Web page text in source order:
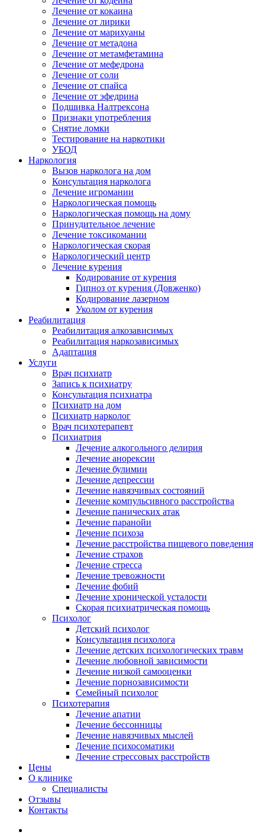
Лечение от кокаина
Лечение от лирики
Лечение от марихуаны
Лечение от метадона
Лечение от метамфетамина
Лечение от мефедрона
Лечение от соли
Лечение от спайса
Лечение от эфедрина
Подшивка Налтрексона
Признаки употребления
Снятие ломки
Тестирование на наркотики
УБОД
Наркология
Вызов нарколога на дом
Консультация нарколога
Лечение игромании
Наркологическая помощь
Наркологическая помощь на дому
Принудительное лечение
Лечение токсикомании
Наркологическая скорая
Наркологический центр
Лечение курения
Кодирование от курения
Гипноз от курения (Довженко)
Кодирование лазерном
Уколом от курения
Реабилитация
Реабилитация алкозависимых
Реабилитация наркозависимых
Адаптация
Услуги
Врач психиатр
Запись к психиатру
Консультация психиатра
Психиатр на дом
Психиатр нарколог
Врач психотерапевт
Психиатрия
Лечение алкогольного делирия
Лечение анорексии
Лечение булимии
Лечение депрессии
Лечение навязчивых состояний
Лечение компульсивного расстройства
Лечение панических атак
Лечение паранойи
Лечение психоза
Лечение расстройства пищевого поведения
Лечение страхов
Лечение стресса
Лечение тревожности
Лечение фобий
Лечение хронической усталости
Скорая психиатрическая помощь
Психолог
Детский психолог
Консультация психолога
Лечение детских психологических травм
Лечение любовной зависимости
Лечение низкой самооценки
Лечение порнозависимости
Семейный психолог
Психотерапия
Лечение апатии
Лечение бессонницы
Лечение навязчивых мыслей
Лечение психосоматики
Лечение стрессовых расстройств
Цены
О клинике
Специалисты
Отзывы
Контакты